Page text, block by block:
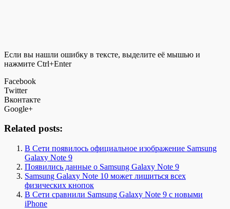
Если вы нашли ошибку в тексте, выделите её мышью и
нажмите Ctrl+Enter
Facebook
Twitter
Вконтакте
Google+
Related posts:
В Сети появилось официальное изображение Samsung
Galaxy Note 9
Появились данные о Samsung Galaxy Note 9
Samsung Galaxy Note 10 может лишиться всех
физических кнопок
В Сети сравнили Samsung Galaxy Note 9 с новыми
iPhone